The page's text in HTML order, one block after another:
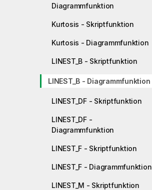
Diagrammfunktion
Kurtosis - Skriptfunktion
Kurtosis - Diagrammfunktion
LINEST_B - Skriptfunktion
LINEST_B - Diagrammfunktion
LINEST_DF - Skriptfunktion
LINEST_DF -
Diagrammfunktion
LINEST_F - Skriptfunktion
LINEST_F - Diagrammfunktion
LINEST_M - Skriptfunktion